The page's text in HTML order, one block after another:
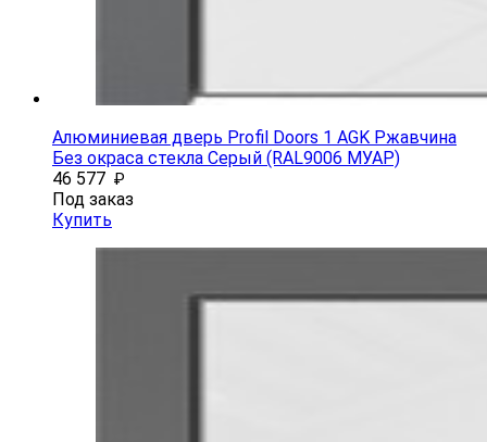
Алюминиевая дверь Profil Doors 1 AGK Ржавчина
Без окраса стекла Серый (RAL9006 МУАР)
46 577 ₽
Под заказ
Купить